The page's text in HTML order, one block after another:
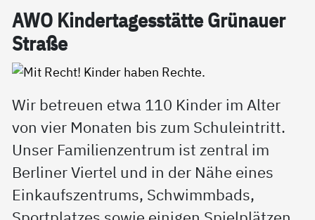
AWO Kin­der­ta­ges­stät­te Grünau­er
Stra­ße
Wir betreuen etwa 110 Kinder im Alter
von vier Monaten bis zum Schuleintritt.
Unser Familienzentrum ist zentral im
Berliner Viertel und in der Nähe eines
Einkaufszentrums, Schwimmbads,